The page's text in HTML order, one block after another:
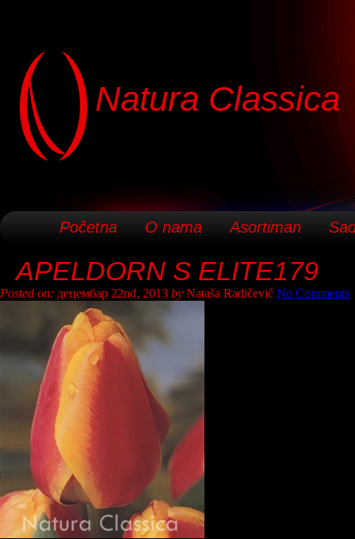
Natura Classica
Početna O nama Asortiman
APELDORN S ELITE179
Posted on: децембар 22nd, 2013 by Nataša Radičević No Comments